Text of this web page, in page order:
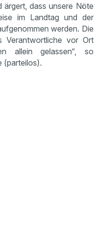
ärgert, dass unsere Nöte
im Landtag und der
werden. Die
vor Ort
allein gelassen“, so
(parteilos).